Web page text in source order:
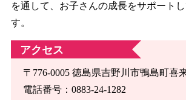
を通して、お子さんの成長をサポート
す。
アクセス
〒776-0005 徳島県吉野川市鴨島町喜
電話番号：0883-24-1282